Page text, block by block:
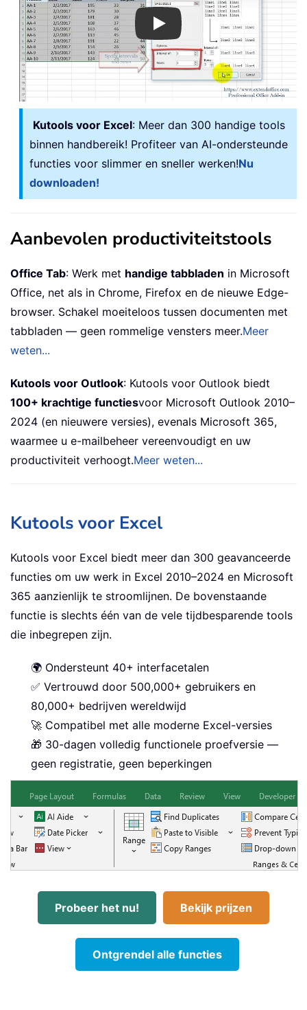
Play
Kutools voor Excel: Meer dan 300 handige tools
binnen handbereik! Profiteer van AI-ondersteunde
functies voor slimmer en sneller werken!Nu
downloaden!
Aanbevolen productiviteitstools
Office Tab: Werk met handige tabbladen in Microsoft
Office, net als in Chrome, Firefox en de nieuwe Edge-
browser. Schakel moeiteloos tussen documenten met
tabbladen — geen rommelige vensters meer.Meer
weten...
Kutools voor Outlook: Kutools voor Outlook biedt
100+ krachtige functiesvoor Microsoft Outlook 2010–
2024 (en nieuwere versies), evenals Microsoft 365,
waarmee u e-mailbeheer vereenvoudigt en uw
productiviteit verhoogt.Meer weten...
Kutools voor Excel
Kutools voor Excel biedt meer dan 300 geavanceerde
functies om uw werk in Excel 2010–2024 en Microsoft
365 aanzienlijk te stroomlijnen. De bovenstaande
functie is slechts één van de vele tijdbesparende tools
die inbegrepen zijn.
🌍 Ondersteunt 40+ interfacetalen
✅ Vertrouwd door 500,000+ gebruikers en
80,000+ bedrijven wereldwijd
🚀 Compatibel met alle moderne Excel-versies
🎁 30-dagen volledig functionele proefversie —
geen registratie, geen beperkingen
Probeer het nu! Bekijk prijzen
Ontgrendel alle functies